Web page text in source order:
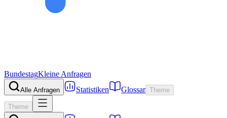
BundestagKleine Anfragen
Alle Anfragen Statistiken Glossar Theme
Theme